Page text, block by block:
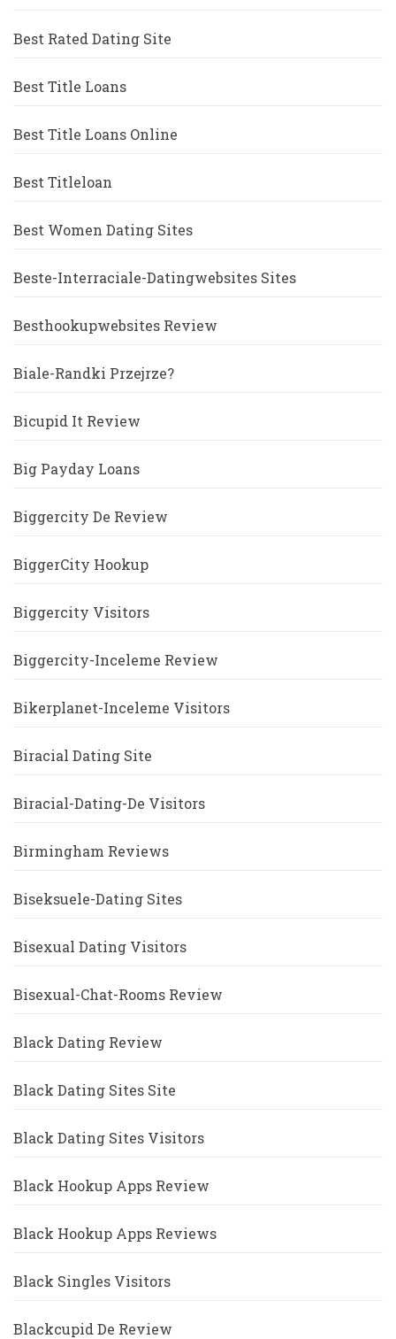
Best Rated Dating Site
Best Title Loans
Best Title Loans Online
Best Titleloan
Best Women Dating Sites
Beste-Interraciale-Datingwebsites Sites
Besthookupwebsites Review
Biale-Randki Przejrze?
Bicupid It Review
Big Payday Loans
Biggercity De Review
BiggerCity Hookup
Biggercity Visitors
Biggercity-Inceleme Review
Bikerplanet-Inceleme Visitors
Biracial Dating Site
Biracial-Dating-De Visitors
Birmingham Reviews
Biseksuele-Dating Sites
Bisexual Dating Visitors
Bisexual-Chat-Rooms Review
Black Dating Review
Black Dating Sites Site
Black Dating Sites Visitors
Black Hookup Apps Review
Black Hookup Apps Reviews
Black Singles Visitors
Blackcupid De Review